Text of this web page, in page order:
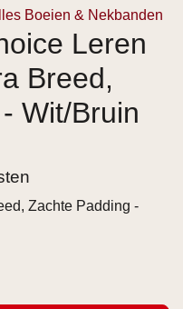
Boeien & Nekbanden
Leren
Breed,
Wit/Bruin
Zachte Padding -